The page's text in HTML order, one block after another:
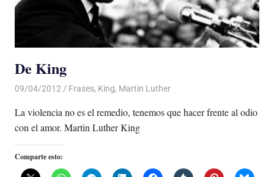
De King
09/04/2012 Luis Castellanos
Frases, King, Martin Luther
La violencia no es el remedio, tenemos que hacer frente al odio
con el amor. Martin Luther King
Comparte esto: